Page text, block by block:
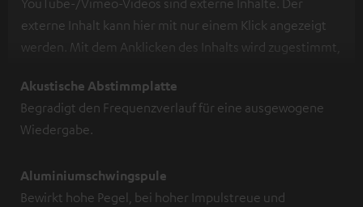
externe Inhalt kann hier mit nur einem Klick angezeigt
werden. Mit dem Anklicken des Inhalts wird zugestimmt,
personenbezogene Daten an Drittplattformen
übermittelt werden.Weitere Informationen sind in der
Datenschutzerklärung unter I zu finden
Akustische Abstimmplatte
Begradigt den Frequenzverlauf für eine ausgewogene
Wiedergabe.
Aluminiumschwingspule
Bewirkt hohe Pegel, bei hoher Impulstreue und